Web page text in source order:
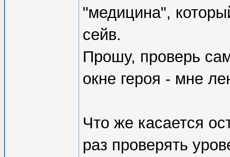
"медицина",
сейв.
Прошу, проверь
окне героя - мне
Что же касается
раз проверять